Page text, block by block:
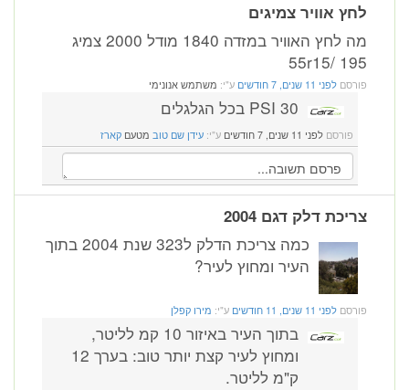
לחץ אוויר צמיגים
מה לחץ האוויר במזדה 1840 מודל 2000 צמיג
195 /55r15
פורסם לפני 11 שנים, 7 חודשים ע"י: משתמש אנונימי
30 PSI בכל הגלגלים
פורסם לפני 11 שנים, 7 חודשים ע"י: עידן שם טוב מטעם קארז
צריכת דלק דגם 2004
כמה צריכת הדלק ל323 שנת 2004 בתוך
העיר ומחוץ לעיר?
פורסם לפני 11 שנים, 11 חודשים ע"י: מירו קפלן
בתוך העיר באיזור 10 קמ לליטר,
ומחוץ לעיר קצת יותר טוב: בערך 12
ק"מ לליטר.